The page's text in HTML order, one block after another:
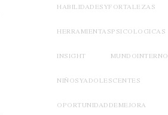
HABILIDADESYFORTALEZAS
HERRAMIENTASPSICOLOGICAS
INSIGHT MUNDOINTERNO
NIÑOSYADOLESCENTES
OPORTUNIDADDEMEJORA